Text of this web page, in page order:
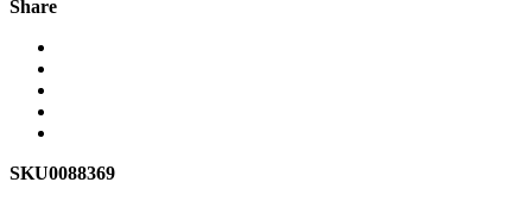
Share
SKU0088369